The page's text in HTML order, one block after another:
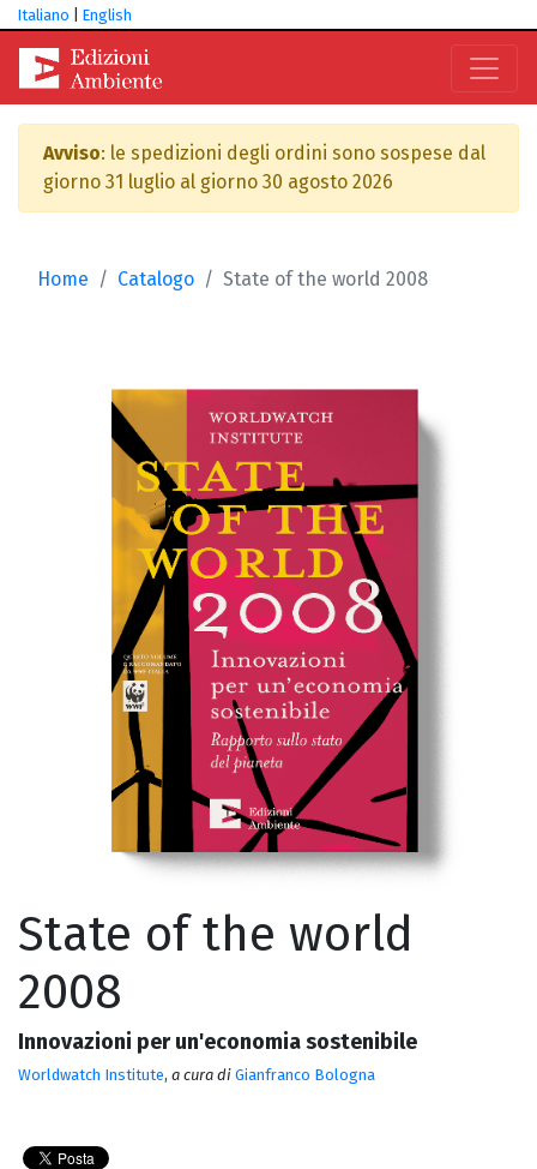
Italiano English
Avviso: le spedizioni degli ordini sono sospese dal
giorno 31 luglio al giorno 30 agosto 2026
Home Catalogo State of the world 2008
State of the world
2008
Innovazioni per un'economia sostenibile
Worldwatch Institute, a cura di Gianfranco Bologna